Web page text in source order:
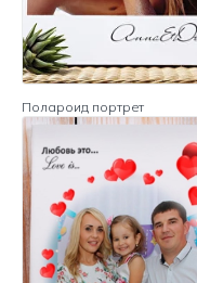
Полароид портрет